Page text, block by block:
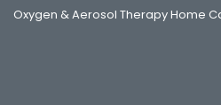
Oxygen & Aerosol Therapy Home